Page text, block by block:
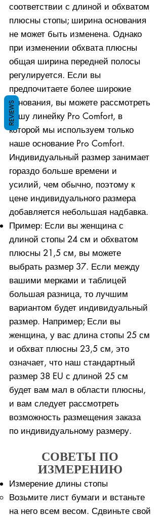
соответствии с длиной и обхватом
плюсны стопы; ширина основания
не может быть изменена. Однако
при изменении обхвата плюсны
общая ширина передней полосы
регулируется. Если вы
предпочитаете более широкие
основания, вы можете рассмотреть
нашу линейку Pro Comfort, в
которой мы используем только
наше основание Pro Comfort.
Индивидуальный размер занимает
гораздо больше времени и
усилий, чем обычно, поэтому к
цене индивидуального размера
добавляется небольшая надбавка.
Пример: Если вы женщина с
длиной стопы 24 см и обхватом
плюсны 21,5 см, вы можете
выбрать размер 37. Если между
вашими мерками и таблицей
большая разница, то лучшим
вариантом будет индивидуальный
размер. Например; Если вы
женщина, у вас длина стопы 25 см
и обхват плюсны 23,5 см, это
означает, что наш стандартный
размер 38 EU с длиной 25 см
будет вам мал в области плюсны,
и вам следует рассмотреть
возможность размещения заказа
по индивидуальному размеру.
СОВЕТЫ ПО
ИЗМЕРЕНИЮ
Измерение длины стопы
Возьмите лист бумаги и встаньте
на него всем весом. ​Сдвиньте свой
REVIEWS